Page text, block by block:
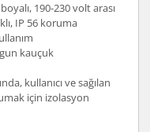
190-230 volt arası
IP 56 koruma
kauçuk
kullanıcı ve sağılan
için izolasyon